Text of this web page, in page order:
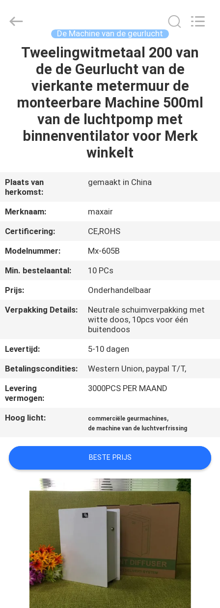
HUIS
PRODUCTEN
ONGEVEER
ONS
FABRIEKSREIS
KWALITEITSCONTROLE
CONTACTEER
VERZOEK
OM EEN
CITAAT
ONLINE
SITEMAP
PRIVACY
Industrial
De Machine van de geurlucht
Tweelingwitmetaal 200 van
de de Geurlucht van de
vierkante metermuur de
monteerbare Machine 500ml
van de luchtpomp met
binnenventilator voor Merk
winkelt
Plaats van
herkomst:
gemaakt in China
Merknaam:
maxair
Certificering:
CE,ROHS
Modelnummer:
Mx-605B
Min. bestelaantal:
10 PCs
Prijs:
Onderhandelbaar
Verpakking Details:
Neutrale schuimverpakking met
witte doos, 10pcs voor één
buitendoos
Levertijd:
5-10 dagen
Betalingscondities:
Western Union, paypal T/T,
Levering
vermogen:
3000PCS PER MAAND
Hoog licht: commerciële geurmachines,
de machine van de luchtverfrissing
BESTE PRIJS